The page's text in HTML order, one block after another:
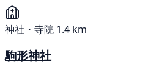
神社・寺院 1.4 km
駒形神社